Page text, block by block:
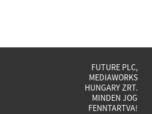
FUTURE PLC,
MEDIAWORKS
HUNGARY ZRT.
MINDEN JOG
FENNTARTVA!